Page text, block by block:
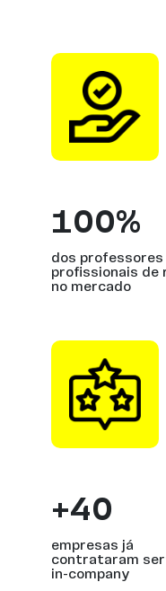
100%
dos professores
profissionais de
no mercado
+40
empresas já
contrataram
in-company